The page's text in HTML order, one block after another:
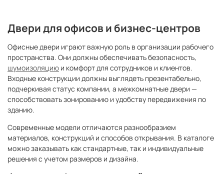
теплоизоляцией как рамы, так и полотна, а также
влагостойкой отделкой и повышенной устойчивостью к
деформациям.
В то время как квартирные двери редко нуждаются в
утеплении, но к ним предъявляются более строгие
требования по звукоизоляции и устойчивости к взлому.
Подтверждением качества служат прилагаемые сертификаты
Двери для офисов и бизнес-центров
Офисные двери играют важную роль в организации рабочего
пространства. Они должны обеспечивать безопасность,
шумоизоляцию и комфорт для сотрудников и клиентов.
Входные конструкции должны выглядеть презентабельно,
подчеркивая статус компании, а межкомнатные двери —
способствовать зонированию и удобству передвижения по
зданию.
Современные модели отличаются разнообразием
материалов, конструкций и способов открывания. В каталоге
можно заказывать как стандартные, так и индивидуальные
решения с учетом размеров и дизайна.